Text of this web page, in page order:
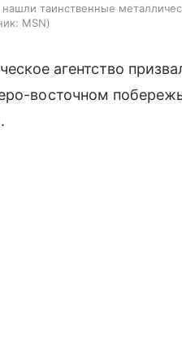
таинственные
MSN
агентство
восточном